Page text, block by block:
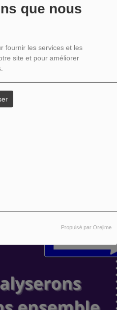
que nous
fournir les services et les
site et pour améliorer
Propulsé par Orejime